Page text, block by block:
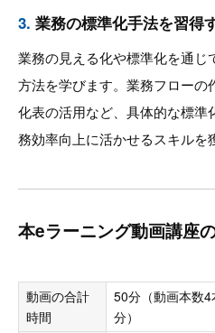
3. 業務の標準化手法を習得
業務の見える化や標準化を通じ
方法を学びます。業務フロー
化表の活用など、具体的な標準
務効率向上に活かせるスキルを
本eラーニング動画講座
動画の合計
時間
50分（動画本数
分）